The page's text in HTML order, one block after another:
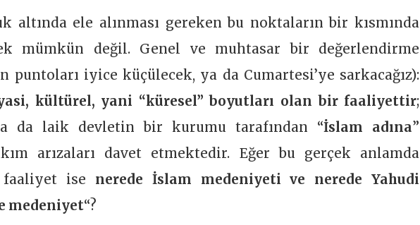
altında ele alınması gereken bu noktaların bir kısmında
mümkün değil. Genel ve muhtasar bir değerlendirme
puntoları iyice küçülecek, ya da Cumartesi’ye sarkacağız):
kültürel, yani “küresel” boyutları olan bir faaliyettir;
da laik devletin bir kurumu tarafından “İslam adına”
arızaları davet etmektedir. Eğer bu gerçek anlamda
faaliyet ise nerede İslam medeniyeti ve nerede Yahudi
medeniyet“?